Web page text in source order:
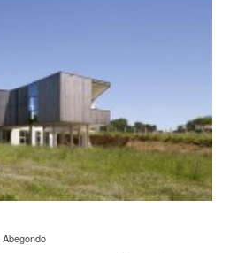
Abegondo